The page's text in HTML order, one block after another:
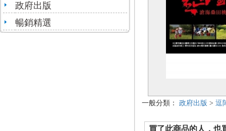
政府出版
暢銷精選
一般分類： 政府出版 > 逗
買了此商品的人，也